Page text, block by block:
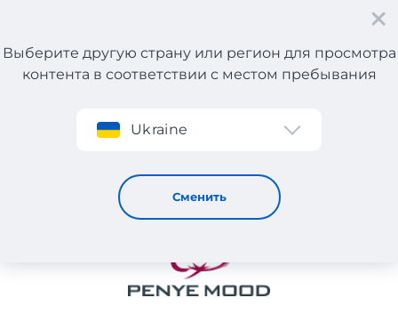
Регистрация
Выберите другую страну или регион для просмотра
контента в соответствии с местом пребывания
Ukraine
Сменить
PENYE MOOD